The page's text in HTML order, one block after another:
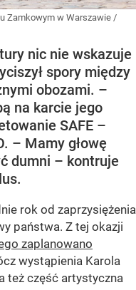
Zamkowym w Warszawie /
nic nie wskazuje
spory między
obozami. –
na karcie jego
SAFE –
– Mamy głowę
dumni – kontruje
rok od zaprzysiężenia
państwa. Z tej okazji
zaplanowano
wystąpienia Karola
też część artystyczna